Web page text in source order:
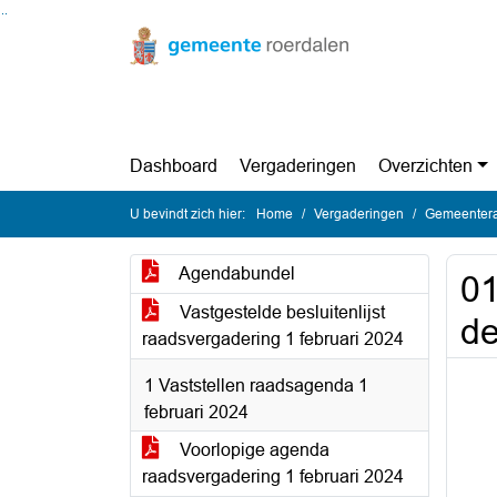
Ga naar de inhoud van deze pagina
Ga naar het zoeken
Ga naar het menu
Dashboard Vergaderingen Overzichten
U bevindt zich hier: Home Vergaderingen
Agendabundel
Vastgestelde besluitenlijst
raadsvergadering 1 februari 2024
1 Vaststellen raadsagenda 1
februari 2024
Voorlopige agenda
raadsvergadering 1 februari 2024